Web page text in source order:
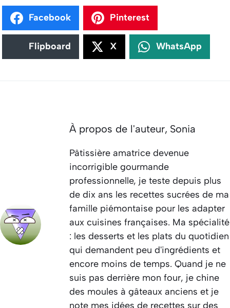
Facebook Pinterest
Flipboard X WhatsApp
À propos de l'auteur, Sonia
Pâtissière amatrice devenue
incorrigible gourmande
professionnelle, je teste depuis plus
de dix ans les recettes sucrées de ma
famille piémontaise pour les adapter
aux cuisines françaises. Ma spécialité
: les desserts et les plats du quotidien
qui demandent peu d'ingrédients et
encore moins de temps. Quand je ne
suis pas derrière mon four, je chine
des moules à gâteaux anciens et je
note mes idées de recettes sur des